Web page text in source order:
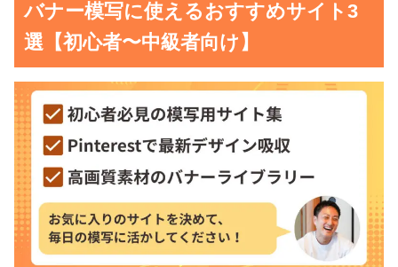
バナー模写に使えるおすすめサイト3
選【初心者〜中級者向け】